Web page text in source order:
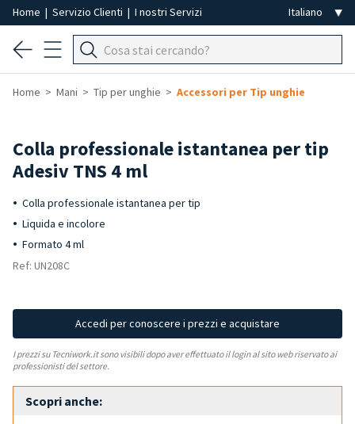
Home | Servizio Clienti | I nostri Servizi
Home Mani Tip per unghie Accessori per Tip unghie
Colla professionale istantanea per tip
Adesiv TNS 4 ml
Colla professionale istantanea per tip
Liquida e incolore
Formato 4 ml
Ref: UN208C
Accedi per conoscere i prezzi e acquistare
I prezzi su Tecniwork.it sono visibili dopo aver effettuato il login al sito web riservato ai
professionisti del settore.
Scopri anche: